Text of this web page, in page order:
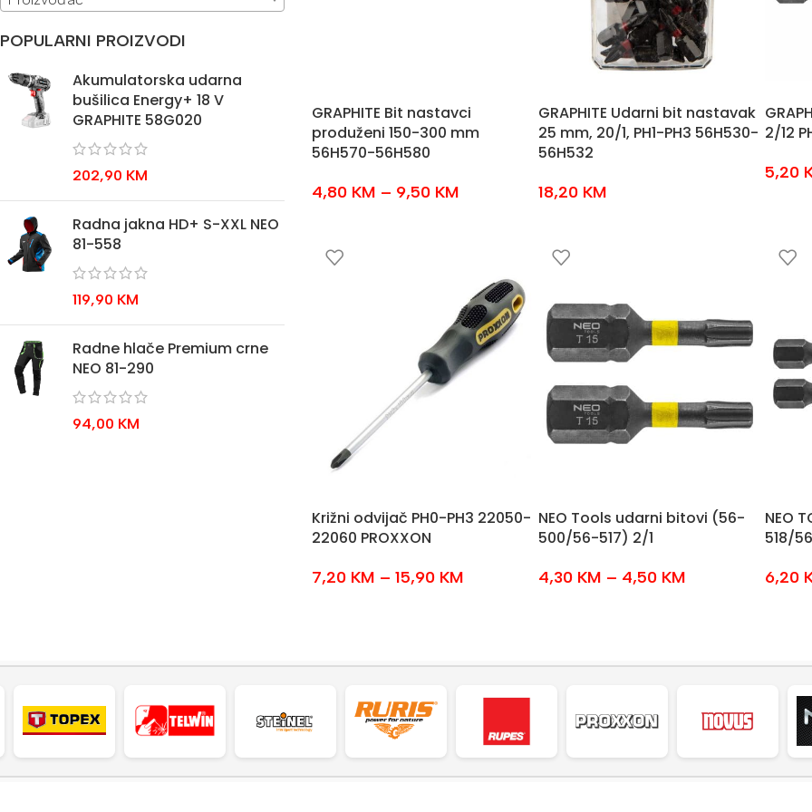
POPULARNI PROIZVODI
Akumulatorska udarna
bušilica Energy+ 18 V
GRAPHITE 58G020
202,90 KM
Radna jakna HD+ S-XXL NEO
81-558
119,90 KM
Radne hlače Premium crne
NEO 81-290
94,00 KM
GRAPHITE Bit nastavci
produženi 150-300 mm
56H570-56H580
4,80 KM – 9,50 KM
GRAPHITE Udarni bit nastavak
25 mm, 20/1, PH1-PH3 56H530-
56H532
18,20 KM
2/12
5,20
Križni odvijač PH0-PH3 22050-
22060 PROXXON
7,20 KM – 15,90 KM
NEO Tools udarni bitovi (56-
500/56-517) 2/1
4,30 KM – 4,50 KM
NEO
518/
6,20